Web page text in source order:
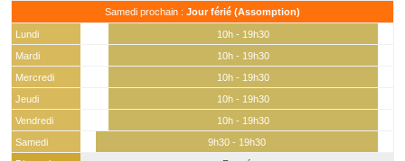
Samedi prochain : Jour férié (Assomption)
Lundi
10h - 19h30
Mardi
10h - 19h30
Mercredi
10h - 19h30
Jeudi
10h - 19h30
Vendredi
10h - 19h30
Samedi
9h30 - 19h30